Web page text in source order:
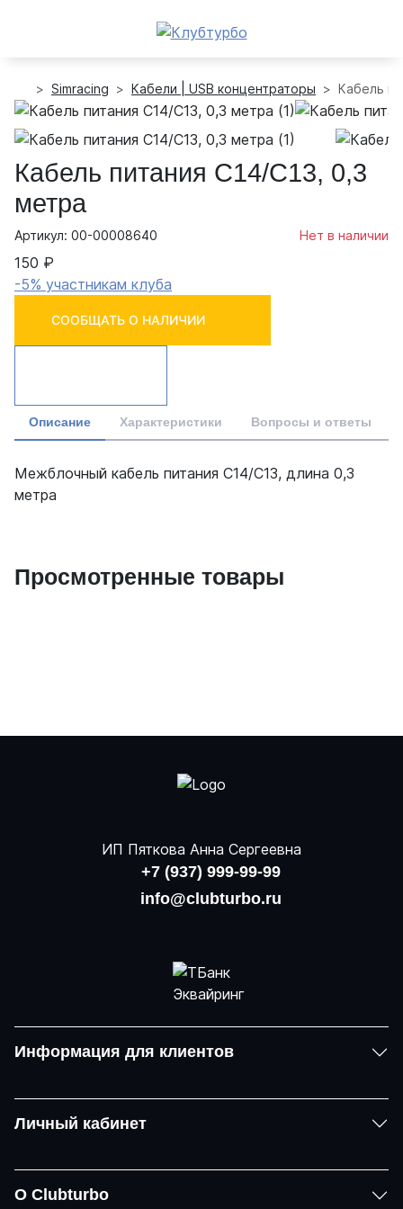
Simracing Кабели | USB концентраторы Кабель
Кабель питания C14/C13, 0,3
метра
Артикул: 00-00008640 Нет в наличии
150 ₽
-5% участникам клуба
СООБЩАТЬ О НАЛИЧИИ
Описание Характеристики Вопросы и ответы
Межблочный кабель питания C14/C13, длина 0,3
метра
Просмотренные товары
ИП Пяткова Анна Сергеевна
+7 (937) 999-99-99
info@clubturbo.ru
Информация для клиентов
Личный кабинет
О Clubturbo